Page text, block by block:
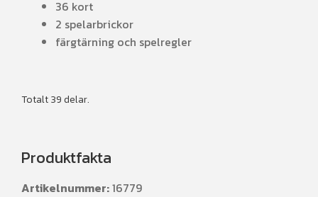
36 kort
2 spelarbrickor
färgtärning och spelregler
Totalt 39 delar.
Produktfakta
Artikelnummer:16779